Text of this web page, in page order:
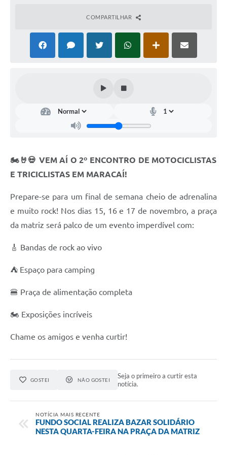
COMPARTILHAR
🏍️🤘💀 VEM AÍ O 2º ENCONTRO DE MOTOCICLISTAS
E TRICICLISTAS EM MARACAÍ!
Prepare-se para um final de semana cheio de adrenalina
e muito rock! Nos dias 15, 16 e 17 de novembro, a praça
da matriz será palco de um evento imperdível com:
🎸 Bandas de rock ao vivo
⛺ Espaço para camping
🍔 Praça de alimentação completa
🏍️ Exposições incríveis
Chame os amigos e venha curtir!
GOSTEI NÃO GOSTEI
Seja o primeiro a curtir esta
notícia.
NOTÍCIA MAIS RECENTE
FUNDO SOCIAL REALIZA BAZAR SOLIDÁRIO
NESTA QUARTA-FEIRA NA PRAÇA DA MATRIZ